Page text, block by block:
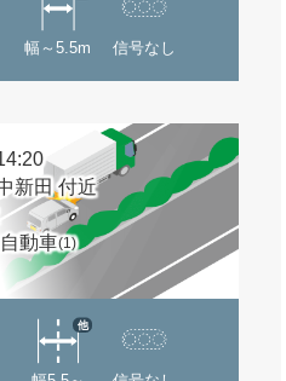
幅～5.5m 信号なし
新田 付近
動車(1)
他